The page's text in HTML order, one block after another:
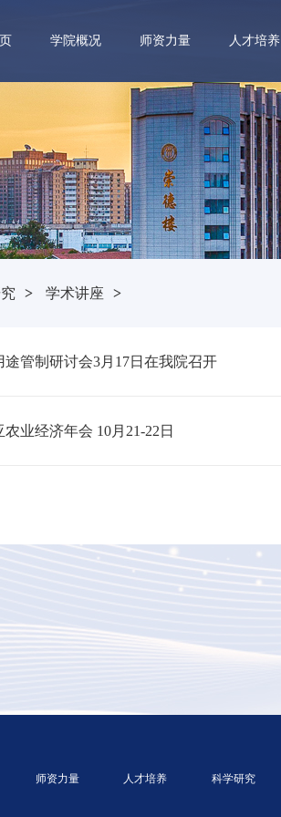
学院概况 师资力量 人才培养
> 学术讲座 >
途管制研讨会3月17日在我院召开
业经济年会 10月21-22日
师资力量 人才培养 科学研究